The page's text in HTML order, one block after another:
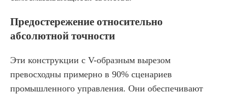
Предостережение относительно
абсолютной точности
Эти конструкции с V-образным вырезом
превосходны примерно в 90% сценариев
промышленного управления. Они обеспечивают